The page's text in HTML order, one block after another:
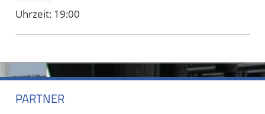
Uhrzeit: 19:00
PARTNER